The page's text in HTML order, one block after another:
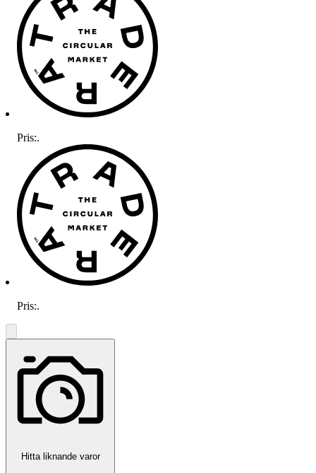
Pris:.
Pris:.
Hitta liknande varor